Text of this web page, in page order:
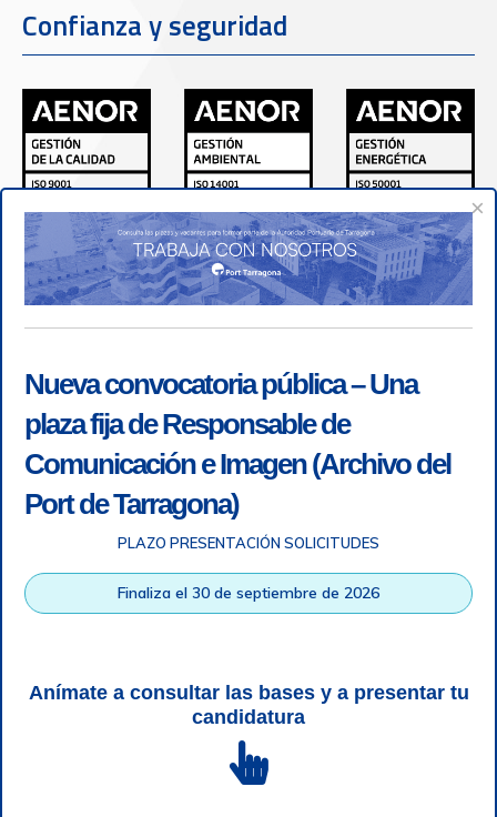
Confianza y seguridad
grabación telefónica
| SGSI |
Login
Autoridad Portuaria de Tarragona © Todos los derechos
×
Nueva convocatoria pública – Una
plaza fija de Responsable de
Comunicación e Imagen (Archivo del
Port de Tarragona)
PLAZO PRESENTACIÓN SOLICITUDES
Finaliza el 30 de septiembre de 2026
Anímate a consultar las bases y a presentar tu
candidatura